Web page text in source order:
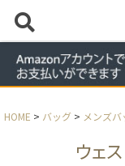
HOME バッグ メンズバ
ウェ